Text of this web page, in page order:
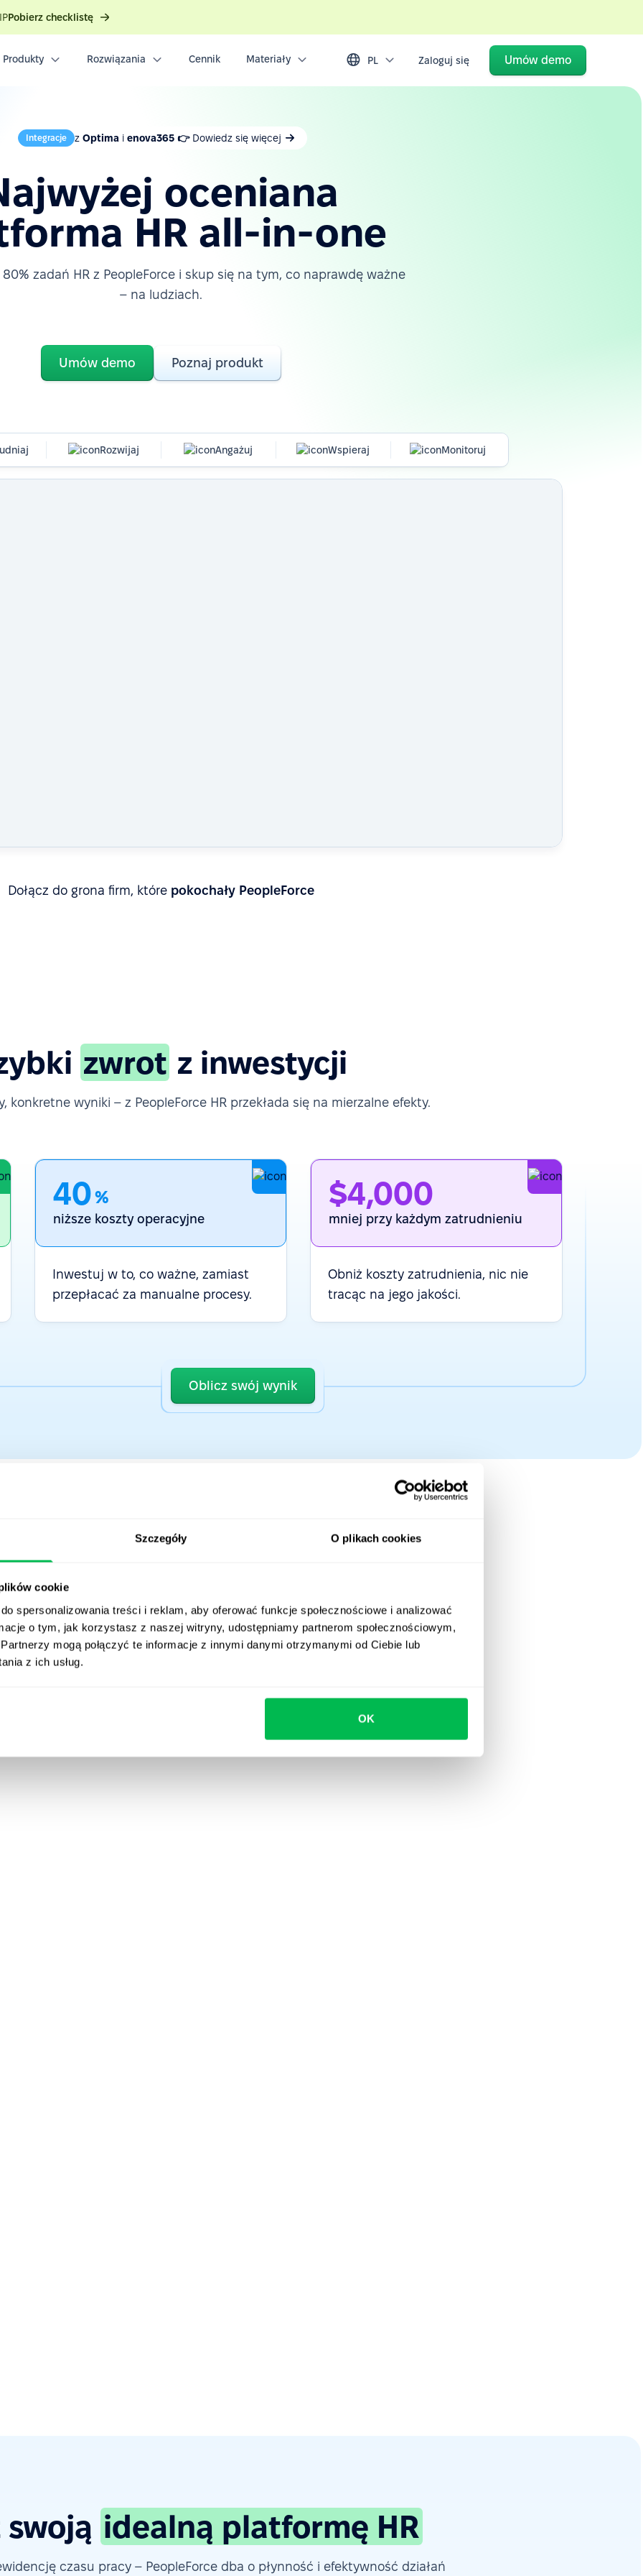
Szczegóły O plikach cookies
cookie
spersonalizowania treści i reklam, aby oferować funkcje społecznościowe i analizować
o tym, jak korzystasz z naszej witryny, udostępniamy partnerom społecznościowym,
mogą połączyć te informacje z innymi danymi otrzymanymi od Ciebie lub
z ich usług.
OK
Pobierz checklistę
Produkty Rozwiązania Cennik Materiały PL Zaloguj się Umów demo
Integracje z Optima i enova365 👉 Dowiedz się więcej
oceniana
HR all-in-one
zadań HR z PeopleForce i skup się na tym, co naprawdę ważne
– na ludziach.
Umów demo Poznaj produkt
Rozwijaj Angażuj Wspieraj Monitoruj
Dołącz do grona firm, które pokochały PeopleForce
zwrot z inwestycji
konkretne wyniki – z PeopleForce HR przekłada się na mierzalne efekty.
40%
niższe koszty operacyjne
Inwestuj w to, co ważne, zamiast
przepłacać za manualne procesy.
$4,000
mniej przy każdym zatrudnieniu
Obniż koszty zatrudnienia, nic nie
tracąc na jego jakości.
Oblicz swój wynik
nam już
z całego świata
przedsiębiorstwa – PeopleForce upraszcza codzienne zadania
HR, oferując system, z którego pracownicy naprawdę lubią korzystać.
swoją idealną platformę HR
czasu pracy – PeopleForce dba o płynność i efektywność działań